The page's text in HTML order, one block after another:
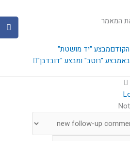
המאמר
מבצע "יד מושטת"
מבצע "רוטב" ומבצע "דובדבן"